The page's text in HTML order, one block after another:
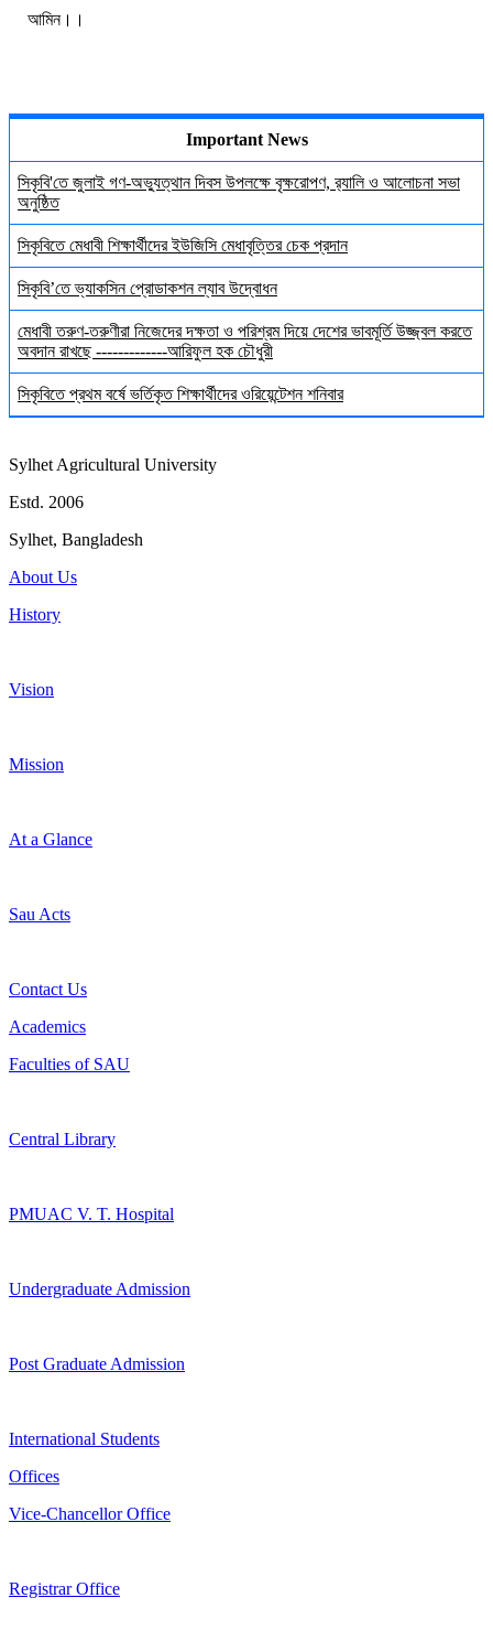
আমিন।।
Important News
সিকৃবি'তে জুলাই গণ-অভ্যুত্থান দিবস উপলক্ষে বৃক্ষরোপণ, র‍্যালি ও আলোচনা সভা
অনুষ্ঠিত
সিকৃবিতে মেধাবী শিক্ষার্থীদের ইউজিসি মেধাবৃত্তির চেক প্রদান
সিকৃবি’তে ভ্যাকসিন প্রোডাকশন ল্যাব উদ্বোধন
মেধাবী তরুণ-তরুণীরা নিজেদের দক্ষতা ও পরিশ্রম দিয়ে দেশের ভাবমূর্তি উজ্জ্বল করতে
অবদান রাখছে -------------আরিফুল হক চৌধুরী
সিকৃবিতে প্রথম বর্ষে ভর্তিকৃত শিক্ষার্থীদের ওরিয়েন্টেশন শনিবার
Sylhet Agricultural University
Estd. 2006
Sylhet, Bangladesh
About Us
History
Vision
Mission
At a Glance
Sau Acts
Contact Us
Academics
Faculties of SAU
Central Library
PMUAC V. T. Hospital
Undergraduate Admission
Post Graduate Admission
International Students
Offices
Vice-Chancellor Office
Registrar Office